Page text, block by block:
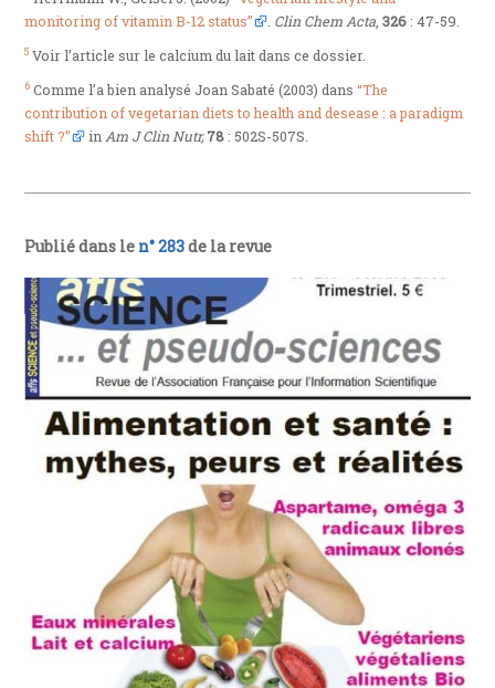
monitoring of vitamin B-12 status”
Clin Chem Acta ,326: 47-59.
5 Voir l’article sur le calcium du lait dans ce dossier.
6 Comme l’a bien analysé Joan Sabaté (2003) dans“The
contribution of vegetarian diets to health and desease : a paradigm
shift ?”
in Am J Clin Nutr,78: 502S-507S.
Publié dans le n° 283de la revue